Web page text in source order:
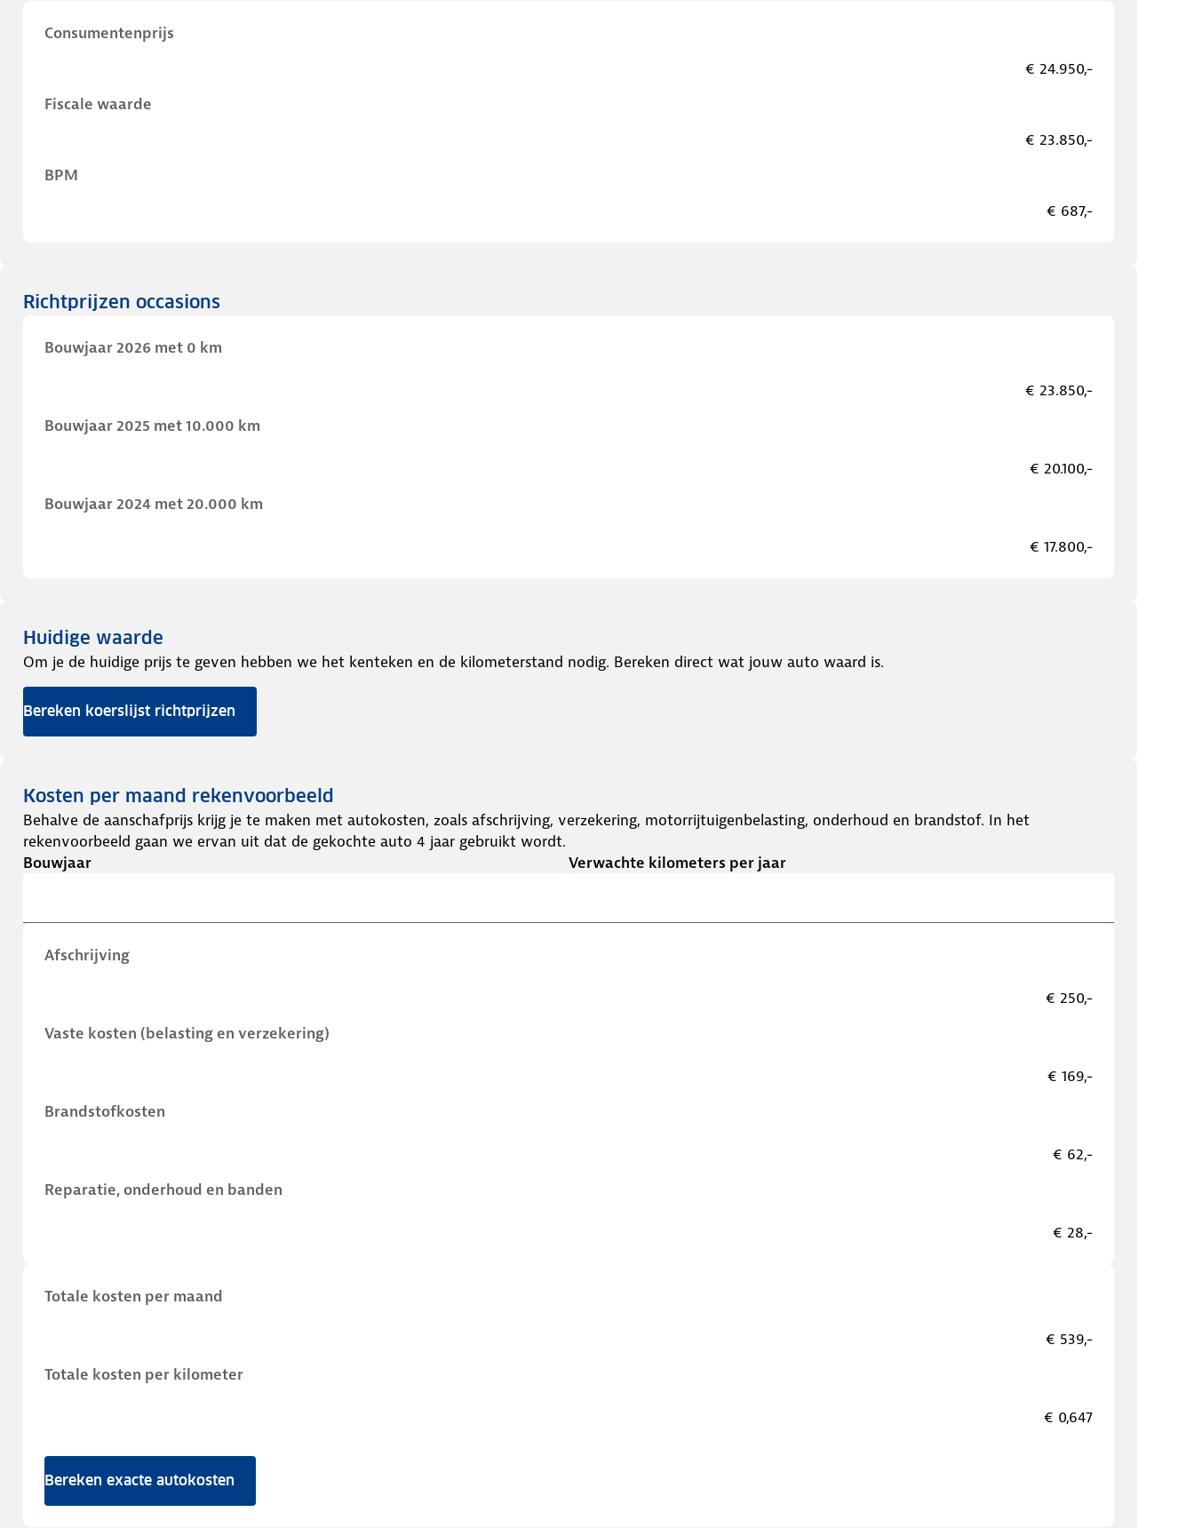
Consumentenprijs
€ 24.950,-
Fiscale waarde
€ 23.850,-
BPM
€ 687,-
Richtprijzen occasions
Bouwjaar 2026 met 0 km
€ 23.850,-
Bouwjaar 2025 met 10.000 km
€ 20.100,-
Bouwjaar 2024 met 20.000 km
€ 17.800,-
Huidige waarde
Om je de huidige prijs te geven hebben we het kenteken en de kilometerstand nodig. Bereken direct wat jouw auto waard is.
Bereken koerslijst richtprijzen
Kosten per maand rekenvoorbeeld
Behalve de aanschafprijs krijg je te maken met autokosten, zoals afschrijving, verzekering, motorrijtuigenbelasting, onderhoud en brandstof. In het
rekenvoorbeeld gaan we ervan uit dat de gekochte auto 4 jaar gebruikt wordt.
Bouwjaar
Verwachte kilometers per jaar
Afschrijving
€ 250,-
Vaste kosten (belasting en verzekering)
€ 169,-
Brandstofkosten
€ 62,-
Reparatie, onderhoud en banden
€ 28,-
Totale kosten per maand
€ 539,-
Totale kosten per kilometer
€ 0,647
Bereken exacte autokosten